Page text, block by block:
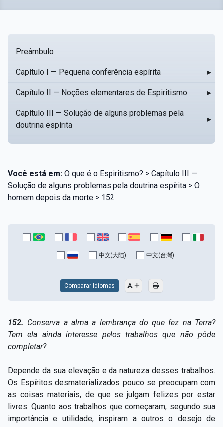
Preâmbulo
Capítulo I — Pequena conferência espírita ▸
Capítulo II — Noções elementares de Espiritismo ▸
Capítulo III — Solução de alguns problemas pela
doutrina espírita
▸
Você está em: O que é o Espiritismo? > Capítulo III —
Solução de alguns problemas pela doutrina espírita > O
homem depois da morte > 152
中文(大陆) 中文(台灣)
Comparar Idiomas
152. Conserva a alma a lembrança do que fez na Terra?
Tem ela ainda interesse pelos trabalhos que não pôde
completar?
Depende da sua elevação e da natureza desses trabalhos.
Os Espíritos desmaterializados pouco se preocupam com
as coisas materiais, de que se julgam felizes por estar
livres. Quanto aos trabalhos que começaram, segundo sua
importância e utilidade, inspiram a outros o desejo de